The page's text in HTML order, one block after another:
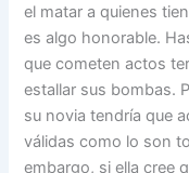
el matar a quienes
es algo honorable.
que cometen actos
estallar sus bombas.
su novia tendría que
válidas como lo son
embargo, si ella cree